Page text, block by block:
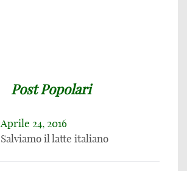
Post Popolari
Aprile 24, 2016
Salviamo il latte italiano